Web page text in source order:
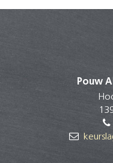
Pouw